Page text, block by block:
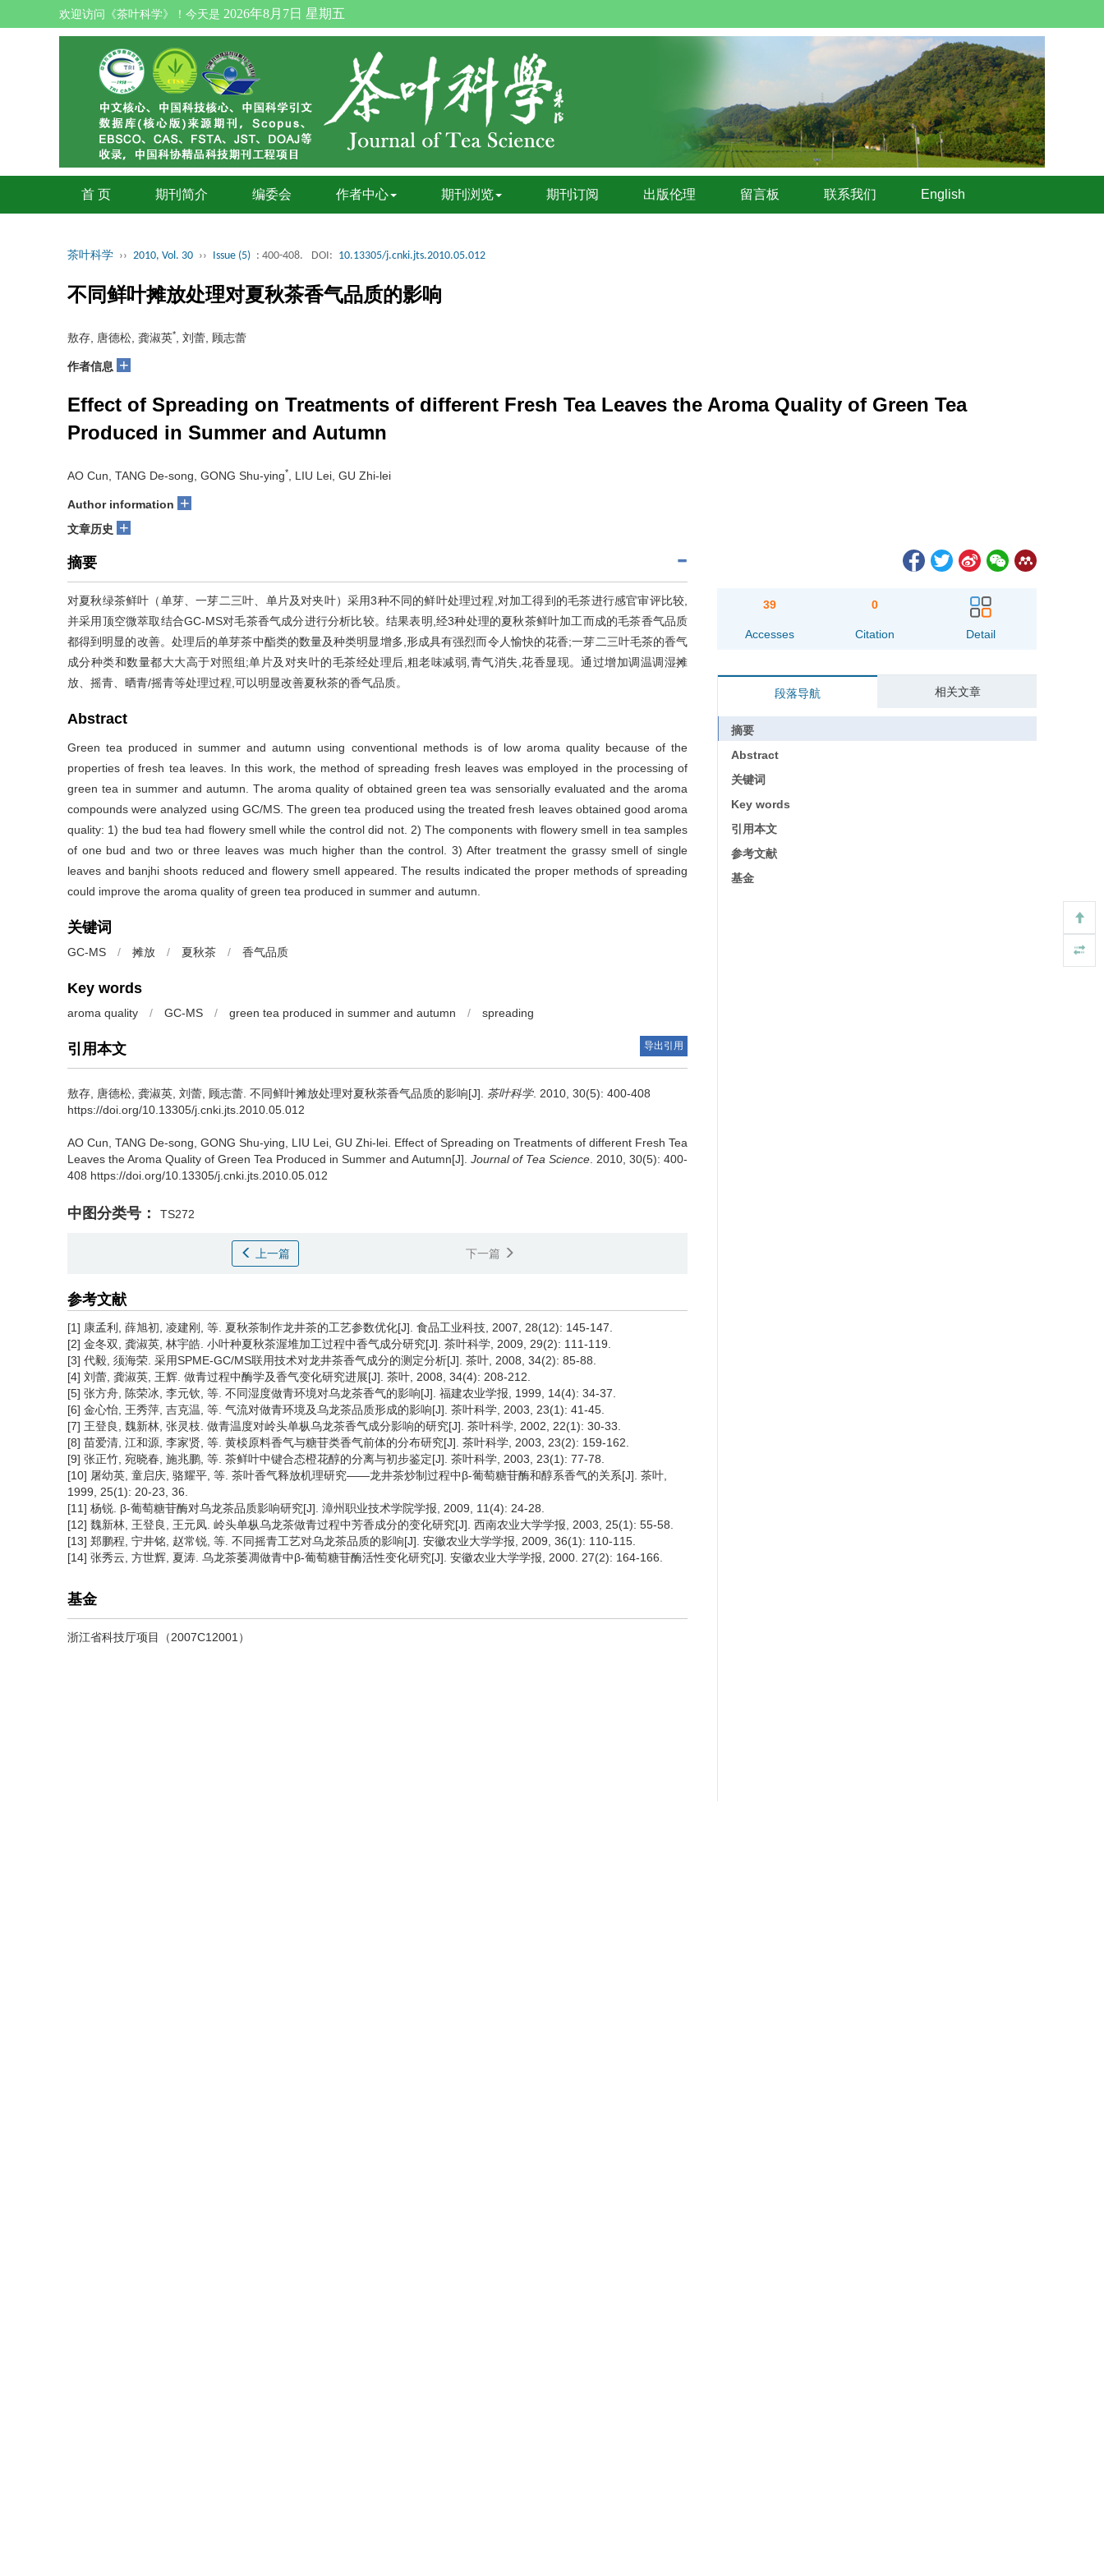
欢迎访问《茶叶科学》！今天是 2026年8月7日 星期五
首 页 期刊简介 编委会 作者中心 期刊浏览 期刊订阅 出版伦理 留言板 联系我们 English
茶叶科学 ›› 2010, Vol. 30 ›› Issue (5) : 400-408. DOI: 10.13305/j.cnki.jts.2010.05.012
不同鲜叶摊放处理对夏秋茶香气品质的影响
敖存, 唐德松, 龚淑英* , 刘蕾, 顾志蕾
作者信息 +
Effect of Spreading on Treatments of different Fresh Tea Leaves the Aroma Quality of Green Tea
Produced in Summer and Autumn
AO Cun, TANG De-song, GONG Shu-ying* , LIU Lei, GU Zhi-lei
Author information +
文章历史 +
摘要
对夏秋绿茶鲜叶（单芽、一芽二三叶、单片及对夹叶）采用3种不同的鲜叶处理过程,对加工得到的毛茶进行感官审评比较,
并采用顶空微萃取结合GC-MS对毛茶香气成分进行分析比较。结果表明,经3种处理的夏秋茶鲜叶加工而成的毛茶香气品质
都得到明显的改善。处理后的单芽茶中酯类的数量及种类明显增多,形成具有强烈而令人愉快的花香;一芽二三叶毛茶的香气
成分种类和数量都大大高于对照组;单片及对夹叶的毛茶经处理后,粗老味减弱,青气消失,花香显现。通过增加调温调湿摊
放、摇青、晒青/摇青等处理过程,可以明显改善夏秋茶的香气品质。
Abstract
Green tea produced in summer and autumn using conventional methods is of low aroma quality because of the
properties of fresh tea leaves. In this work, the method of spreading fresh leaves was employed in the processing of
green tea in summer and autumn. The aroma quality of obtained green tea was sensorially evaluated and the aroma
compounds were analyzed using GC/MS. The green tea produced using the treated fresh leaves obtained good aroma
quality: 1) the bud tea had flowery smell while the control did not. 2) The components with flowery smell in tea samples
of one bud and two or three leaves was much higher than the control. 3) After treatment the grassy smell of single
leaves and banjhi shoots reduced and flowery smell appeared. The results indicated the proper methods of spreading
could improve the aroma quality of green tea produced in summer and autumn.
关键词
GC-MS / 摊放 / 夏秋茶 / 香气品质
Key words
aroma quality / GC-MS / green tea produced in summer and autumn / spreading
引用本文 导出引用
敖存, 唐德松, 龚淑英, 刘蕾, 顾志蕾. 不同鲜叶摊放处理对夏秋茶香气品质的影响[J]. 茶叶科学. 2010, 30(5): 400-408
https://doi.org/10.13305/j.cnki.jts.2010.05.012
AO Cun, TANG De-song, GONG Shu-ying, LIU Lei, GU Zhi-lei. Effect of Spreading on Treatments of different Fresh Tea
Leaves the Aroma Quality of Green Tea Produced in Summer and Autumn[J]. Journal of Tea Science . 2010, 30(5): 400-
408 https://doi.org/10.13305/j.cnki.jts.2010.05.012
中图分类号： TS272
上一篇 下一篇
参考文献
[1] 康孟利, 薛旭初, 凌建刚, 等. 夏秋茶制作龙井茶的工艺参数优化[J]. 食品工业科技, 2007, 28(12): 145-147.
[2] 金冬双, 龚淑英, 林宇皓. 小叶种夏秋茶渥堆加工过程中香气成分研究[J]. 茶叶科学, 2009, 29(2): 111-119.
[3] 代毅, 须海荣. 采用SPME-GC/MS联用技术对龙井茶香气成分的测定分析[J]. 茶叶, 2008, 34(2): 85-88.
[4] 刘蕾, 龚淑英, 王辉. 做青过程中酶学及香气变化研究进展[J]. 茶叶, 2008, 34(4): 208-212.
[5] 张方舟, 陈荣冰, 李元钦, 等. 不同湿度做青环境对乌龙茶香气的影响[J]. 福建农业学报, 1999, 14(4): 34-37.
[6] 金心怡, 王秀萍, 吉克温, 等. 气流对做青环境及乌龙茶品质形成的影响[J]. 茶叶科学, 2003, 23(1): 41-45.
[7] 王登良, 魏新林, 张灵枝. 做青温度对岭头单枞乌龙茶香气成分影响的研究[J]. 茶叶科学, 2002, 22(1): 30-33.
[8] 苗爱清, 江和源, 李家贤, 等. 黄棪原料香气与糖苷类香气前体的分布研究[J]. 茶叶科学, 2003, 23(2): 159-162.
[9] 张正竹, 宛晓春, 施兆鹏, 等. 茶鲜叶中键合态橙花醇的分离与初步鉴定[J]. 茶叶科学, 2003, 23(1): 77-78.
[10] 屠幼英, 童启庆, 骆耀平, 等. 茶叶香气释放机理研究——龙井茶炒制过程中β-葡萄糖苷酶和醇系香气的关系[J]. 茶叶,
1999, 25(1): 20-23, 36.
[11] 杨锐. β-葡萄糖苷酶对乌龙茶品质影响研究[J]. 漳州职业技术学院学报, 2009, 11(4): 24-28.
[12] 魏新林, 王登良, 王元凤. 岭头单枞乌龙茶做青过程中芳香成分的变化研究[J]. 西南农业大学学报, 2003, 25(1): 55-58.
[13] 郑鹏程, 宁井铭, 赵常锐, 等. 不同摇青工艺对乌龙茶品质的影响[J]. 安徽农业大学学报, 2009, 36(1): 110-115.
[14] 张秀云, 方世辉, 夏涛. 乌龙茶萎凋做青中β-葡萄糖苷酶活性变化研究[J]. 安徽农业大学学报, 2000. 27(2): 164-166.
基金
浙江省科技厅项目（2007C12001）
39
Accesses
0
Citation Detail
段落导航 相关文章
摘要
Abstract
关键词
Key words
引用本文
参考文献
基金